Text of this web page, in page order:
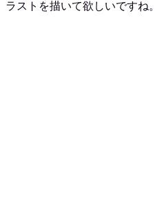
ラストを描いて欲しいですね。